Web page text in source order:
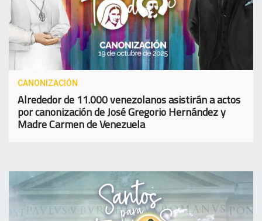
CANONIZACIÓN
Alrededor de 11.000 venezolanos asistirán a actos
por canonización de José Gregorio Hernández y
Madre Carmen de Venezuela